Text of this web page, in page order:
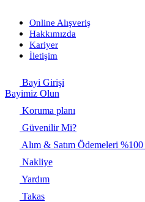
Online Alışveriş
Hakkımızda
Kariyer
İletişim
Bayi Girişi
Bayimiz Olun
Koruma planı
Güvenilir Mi?
Alım & Satım Ödemeleri
Nakliye
Yardım
Takas